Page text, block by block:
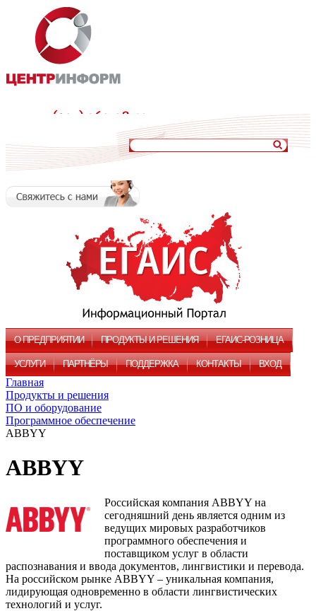
О ПРЕДПРИЯТИИ ПРОДУКТЫ И РЕШЕНИЯ ЕГАИС-РОЗНИЦА
УСЛУГИ ПАРТНЁРЫ ПОДДЕРЖКА КОНТАКТЫ ВХОД
Главная
Продукты и решения
ПО и оборудование
Программное обеспечение
ABBYY
ABBYY
Российская компания ABBYY на
сегодняшний день является одним из
ведущих мировых разработчиков
программного обеспечения и
поставщиком услуг в области
распознавания и ввода документов, лингвистики и перевода.
На российском рынке ABBYY – уникальная компания,
лидирующая одновременно в области лингвистических
технологий и услуг.